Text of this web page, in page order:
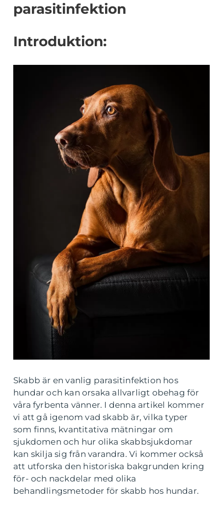
parasitinfektion
Introduktion:
Skabb är en vanlig parasitinfektion hos
hundar och kan orsaka allvarligt obehag för
våra fyrbenta vänner. I denna artikel kommer
vi att gå igenom vad skabb är, vilka typer
som finns, kvantitativa mätningar om
sjukdomen och hur olika skabbsjukdomar
kan skilja sig från varandra. Vi kommer också
att utforska den historiska bakgrunden kring
för- och nackdelar med olika
behandlingsmetoder för skabb hos hundar.